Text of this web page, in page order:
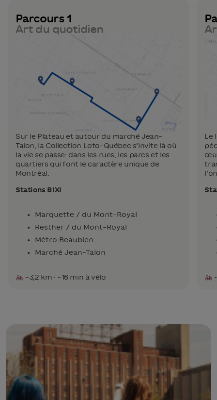
Parcours 1
Art du quotidien
Sur le Plateau et autour du marché Jean-
Talon, la Collection Loto-Québec s’invite là où
la vie se passe: dans les rues, les parcs et les
quartiers qui font le caractère unique de
Montréal.
Stations BIXI
Marquette / du Mont-Royal
Resther / du Mont-Royal
Métro Beaubien
Marché Jean-Talon
~3,2 km · ~16 min à vélo
Le